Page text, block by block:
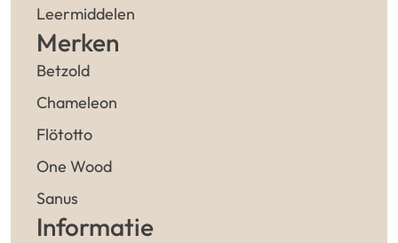
Leermiddelen
Merken
Betzold
Chameleon
Flötotto
One Wood
Sanus
Informatie